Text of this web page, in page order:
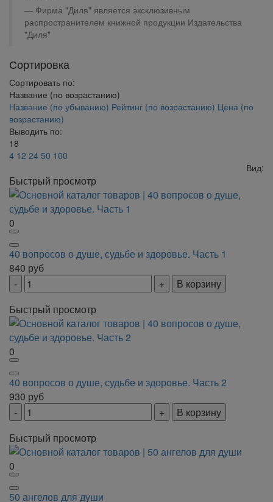
Фирма "Диля" является эксклюзивным
распространителем книжной продукции Издательства
"Диля"
Сортировка
Сортировать по:
Название (по возрастанию)
Название (по убыванию) Рейтинг (по возрастанию) Цена (по
возрастанию)
Выводить по:
18
4 12 24 50 100
Вид:
Быстрый просмотр
0
40 вопросов о душе, судьбе и здоровье. Часть 1
840 руб
В корзину
Быстрый просмотр
0
40 вопросов о душе, судьбе и здоровье. Часть 2
930 руб
В корзину
Быстрый просмотр
0
50 ангелов для души